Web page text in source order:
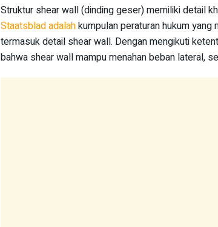
Struktur shear wall (dinding geser) memiliki detail
Staatsblad adalahkumpulan peraturan hukum
termasuk detail shear wall. Dengan mengikuti
bahwa shear wall mampu menahan beban lateral,